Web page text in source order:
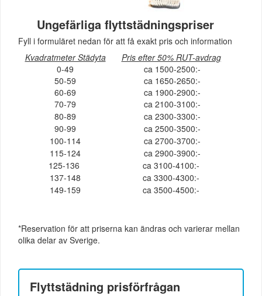
Ungefärliga flyttstädningspriser
Fyll i formuläret nedan för att få exakt pris och information
Kvadratmeter Städyta
Pris efter 50% RUT-avdrag
0-49
ca 1500-2500:-
50-59
ca 1650-2650:-
60-69
ca 1900-2900:-
70-79
ca 2100-3100:-
80-89
ca 2300-3300:-
90-99
ca 2500-3500:-
100-114
ca 2700-3700:-
115-124
ca 2900-3900:-
125-136
ca 3100-4100:-
137-148
ca 3300-4300:-
149-159
ca 3500-4500:-
*Reservation för att priserna kan ändras och varierar mellan
olika delar av Sverige.
Flyttstädning prisförfrågan